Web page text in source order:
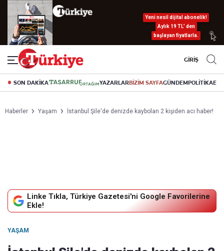
Yeni nesil dijital abonelik!
Aylık 19 TL’ den
başlayan fiyatlarla.
GİRİŞ
SON DAKİKA YAZARLARBİZİM SAYFAGÜNDEMPOLİTİKA
Haberler Yaşam İstanbul Şile'de denizde kaybolan 2 kişiden acı haber!
Linke Tıkla, Türkiye Gazetesi'ni Google Favorilerine
Ekle!
YAŞAM